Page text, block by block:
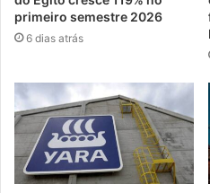
primeiro semestre 2026
6 dias atrás